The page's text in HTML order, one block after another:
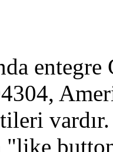
entegre
,
vardır.
"like